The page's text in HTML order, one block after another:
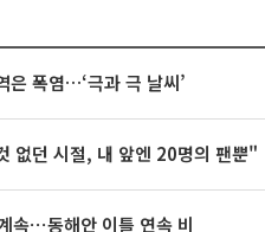
은 폭염…‘극과 극 날씨’
없던 시절, 내 앞엔 20명의 팬뿐"
속⋯동해안 이틀 연속 비